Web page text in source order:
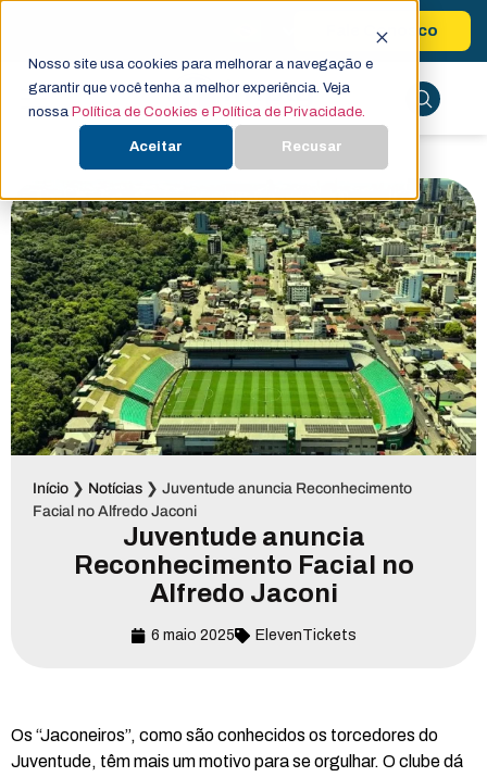
Nosso site usa cookies para melhorar a navegação e
garantir que você tenha a melhor experiência. Veja
nossa Política de Cookies e Política de Privacidade.
Aceitar Recusar
Fale Conosco
Início ❯ Notícias ❯ Juventude anuncia Reconhecimento
Facial no Alfredo Jaconi
Juventude anuncia
Reconhecimento Facial no
Alfredo Jaconi
6 maio 2025 ElevenTickets
Os “Jaconeiros”, como são conhecidos os torcedores do
Juventude, têm mais um motivo para se orgulhar. O clube dá